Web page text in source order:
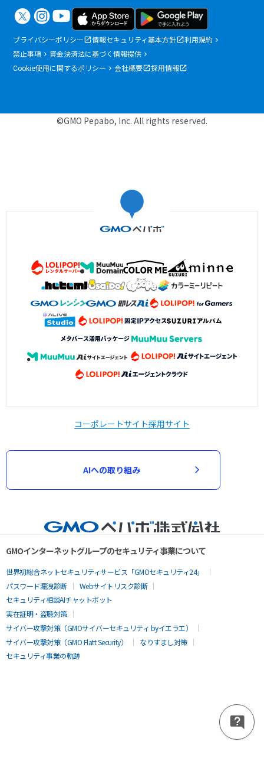
プライバシーポリシー 情報セキュリティ基本方針
利用規約
禁止事項
資金決済法に基づく情報提供
Cookie使用に関するポリシー
会社概要 採用情報
©GMO Pepabo, Inc. All rights reserved.
コーポレートサイト採用サイト
AIへの取り組み
GMOインターネットグループのセキュリティ事業について
世界初総合ネットセキュリティサービス「GMOセキュリティ24」
パスワード漏洩診断
Webサイトリスク診断
セキュリティ相談AIチャットボット
実在証明・盗聴対策
サイバー攻撃対策（GMOサイバーセキュリティ byイエラエ）
サイバー攻撃対策（GMO Flatt Security）
なりすまし対策
セキュリティ事業の軌跡